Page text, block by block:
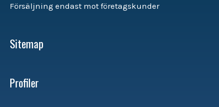
Försäljning endast mot företagskunder
Sitemap
Profiler